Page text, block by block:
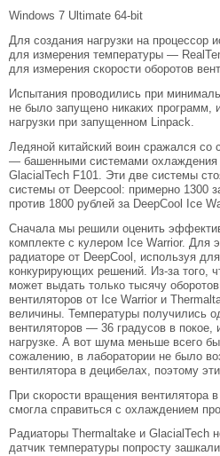
Windows 7 Ultimate 64-bit
Для создания нагрузки на процессор
для измерения температуры —
для измерения скорости оборотов
Испытания проводились при
не было запущено никаких программ,
нагрузки при запущенном Linpack.
Ледяной китайский воин сражался со
— башенными системами охлаждения
GlacialTech F101. Эти две системы
системы от Deepcool: примерно 1300
против 1800 рублей за DeepCool Ice
Сначала мы решили оценить
комплекте с кулером Ice Warrior. Для
радиаторе от DeepCool, используя
конкурирующих решений. Из-за того,
может выдать только тысячу
вентиляторов от Ice Warrior и
величины. Температуры получились
вентиляторов — 36 градусов в покое,
нагрузке. А вот шума меньше всего
сожалению, в лаборатории не было
вентилятора в децибелах, поэтому
При скорости вращения вентилятора
смогла справиться с охлаждением
Радиаторы Thermaltake и GlacialTech
датчик температуры попросту